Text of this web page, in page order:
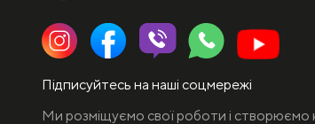
Підписуйтесь на наші соцмережі
Ми розміщуємо свої роботи і створюємо